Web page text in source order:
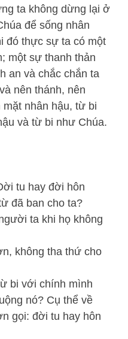
ta không dừng lại ở
để sống nhân
đó thực sự ta có một
một sự thanh thản
an và chắc chắn ta
nên thánh, nên
mặt nhân hậu, từ bi
và từ bi như Chúa.
tu hay đời hôn
đã ban cho ta?
ta khi họ không
không tha thứ cho
bi với chính mình
nó? Cụ thể về
gọi: đời tu hay hôn